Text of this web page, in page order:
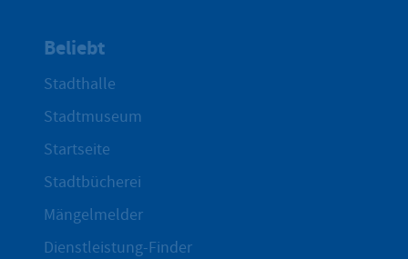
Beliebt
Stadthalle
Stadtmuseum
Startseite
Stadtbücherei
Mängelmelder
Dienstleistung-Finder